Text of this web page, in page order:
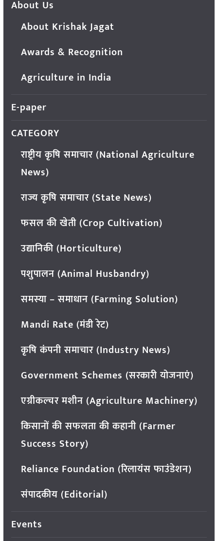
About Us
About Krishak Jagat
Awards & Recognition
Agriculture in India
E-paper
CATEGORY
राष्ट्रीय कृषि समाचार (National Agriculture
News)
राज्य कृषि समाचार (State News)
फसल की खेती (Crop Cultivation)
उद्यानिकी (Horticulture)
पशुपालन (Animal Husbandry)
समस्या – समाधान (Farming Solution)
Mandi Rate (मंडी रेट)
कृषि कंपनी समाचार (Industry News)
Government Schemes (सरकारी योजनाएं)
एग्रीकल्चर मशीन (Agriculture Machinery)
किसानों की सफलता की कहानी (Farmer
Success Story)
Reliance Foundation (रिलायंस फाउंडेशन)
संपादकीय (Editorial)
Events